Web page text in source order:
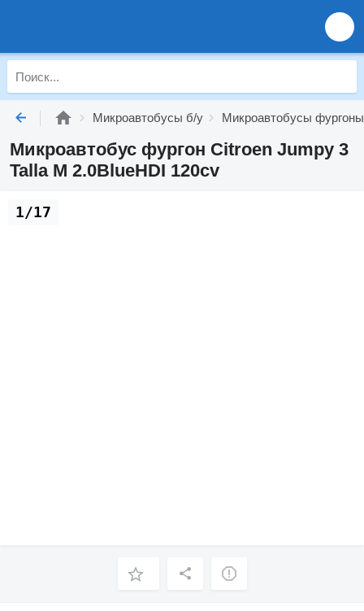
Микроавтобусы б/у Микроавтобусы
Микроавтобус фургон Citroen Jumpy 3
Talla M 2.0BlueHDI 120cv
1/17